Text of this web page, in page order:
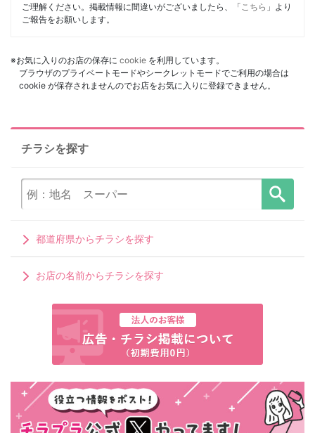
ご理解ください。掲載情報に間違いがございましたら、「 こちら 」より
ご報告をお願いします。
※お気に入りのお店の保存に cookie を利用しています。
ブラウザのプライベートモードやシークレットモードでご利用の場合は
cookie が保存されませんのでお店をお気に入りに登録できません。
チラシを探す
都道府県からチラシを探す
お店の名前からチラシを探す